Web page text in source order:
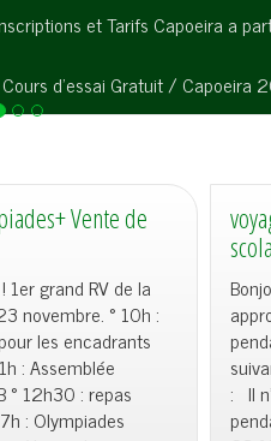
et Tarifs Capoeira a
Cours d’essai Gratuit / Capoeira
faire du sport
Vente de
1er grand RV de la
novembre. ° 10h :
les encadrants
: Assemblée
° 12h30 : repas
: Olympiades
: Il